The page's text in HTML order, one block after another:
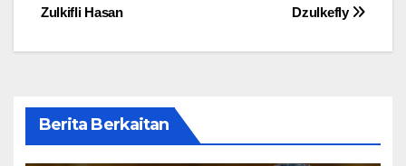
Dzulkefly
Zulkifli Hasan
Berita Berkaitan